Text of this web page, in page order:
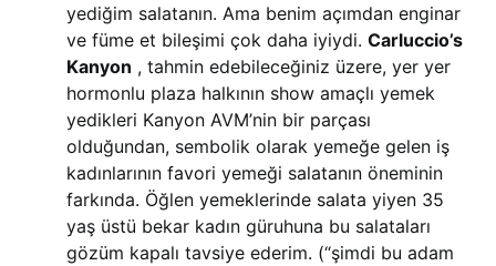
yediğim salatanın. Ama benim açımdan enginar
ve füme et bileşimi çok daha iyiydi. Carluccio’s
Kanyon , tahmin edebileceğiniz üzere, yer yer
hormonlu plaza halkının show amaçlı yemek
yedikleri Kanyon AVM’nin bir parçası
olduğundan, sembolik olarak yemeğe gelen iş
kadınlarının favori yemeği salatanın öneminin
farkında. Öğlen yemeklerinde salata yiyen 35
yaş üstü bekar kadın güruhuna bu salataları
gözüm kapalı tavsiye ederim. (“şimdi bu adam